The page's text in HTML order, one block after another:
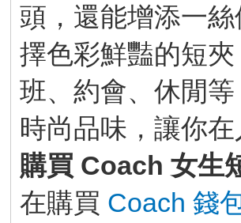
頭，還能增添一
擇色彩鮮豔的短
班、約會、休閒
時尚品味，讓你
購買 Coach 女生
在購買 Coach 錢